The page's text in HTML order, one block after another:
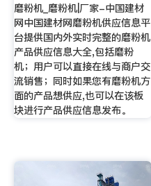
磨粉机_磨粉机|厂家-中国建材
网中国建材网磨粉机供应信息平
台提供国内外实时完整的磨粉机
产品供应信息大全,包括磨粉
机；用户可以直接在线与商户交
流销售；同时如果您有磨粉机方
面的产品想供应,也可以在该板
块进行产品供应信息发布。